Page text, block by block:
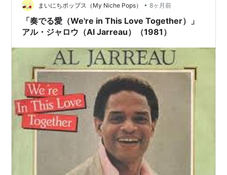
まいにちポップス（My Niche Pops） • 8ヶ月前
「奏でる愛（We're in This Love Together）」
アル・ジャロウ（Al Jarreau）（1981）